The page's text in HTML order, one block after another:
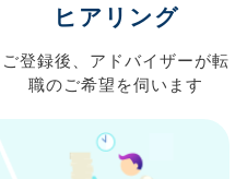
ヒアリング
ご登録後、 アドバイザーが転
職のご希望を伺います